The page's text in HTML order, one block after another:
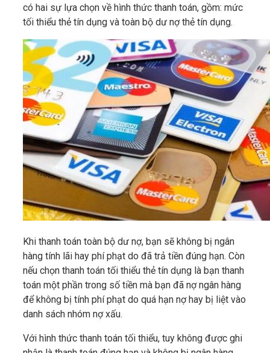
có hai sự lựa chọn về hình thức thanh toán, gồm: mức
tối thiểu thẻ tín dụng và toàn bộ dư nợ thẻ tín dụng.
Khi thanh toán toàn bộ dư nợ, bạn sẽ không bị ngân
hàng tính lãi hay phí phạt do đã trả tiền đúng hạn. Còn
nếu chọn thanh toán tối thiểu thẻ tín dụng là bạn thanh
toán một phần trong số tiền mà bạn đã nợ ngân hàng
để không bị tính phí phạt do quá hạn nợ hay bị liệt vào
danh sách nhóm nợ xấu.
Với hình thức thanh toán tối thiểu, tuy không được ghi